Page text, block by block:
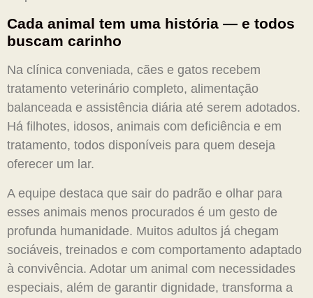
Cada animal tem uma história — e todos
buscam carinho
Na clínica conveniada, cães e gatos recebem
tratamento veterinário completo, alimentação
balanceada e assistência diária até serem adotados.
Há filhotes, idosos, animais com deficiência e em
tratamento, todos disponíveis para quem deseja
oferecer um lar.
A equipe destaca que sair do padrão e olhar para
esses animais menos procurados é um gesto de
profunda humanidade. Muitos adultos já chegam
sociáveis, treinados e com comportamento adaptado
à convivência. Adotar um animal com necessidades
especiais, além de garantir dignidade, transforma a